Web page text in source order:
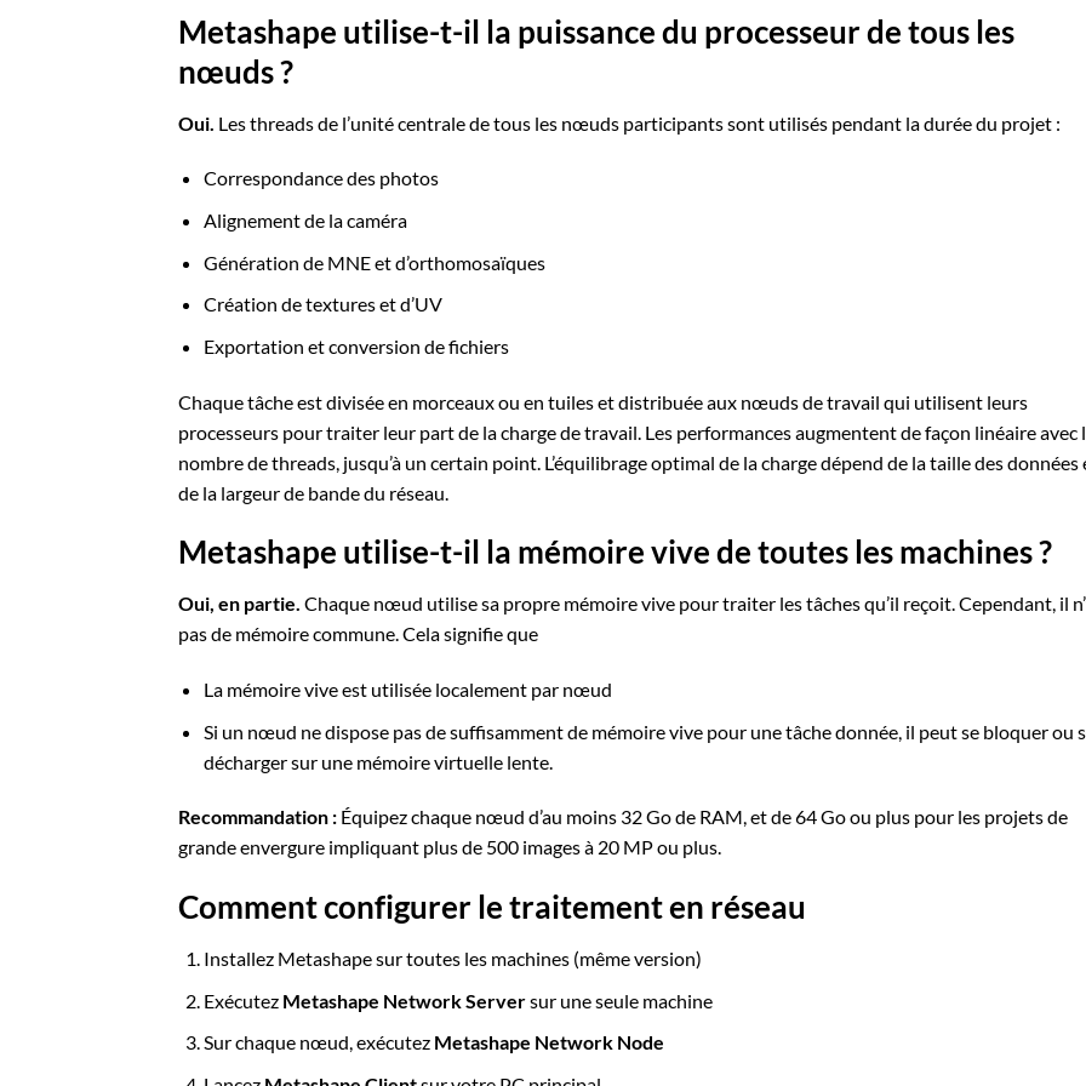
Metashape utilise-t-il la puissance du processeur de tous les
nœuds ?
Oui. Les threads de l’unité centrale de tous les nœuds participants sont utilisés pendant la durée du projet :
Correspondance des photos
Alignement de la caméra
Génération de MNE et d’orthomosaïques
Création de textures et d’UV
Exportation et conversion de fichiers
Chaque tâche est divisée en morceaux ou en tuiles et distribuée aux nœuds de travail qui utilisent leurs
processeurs pour traiter leur part de la charge de travail. Les performances augmentent de façon linéaire avec
nombre de threads, jusqu’à un certain point. L’équilibrage optimal de la charge dépend de la taille des données
de la largeur de bande du réseau.
Metashape utilise-t-il la mémoire vive de toutes les machines ?
Oui, en partie. Chaque nœud utilise sa propre mémoire vive pour traiter les tâches qu’il reçoit. Cependant, il
pas de mémoire commune. Cela signifie que
La mémoire vive est utilisée localement par nœud
Si un nœud ne dispose pas de suffisamment de mémoire vive pour une tâche donnée, il peut se bloquer ou
décharger sur une mémoire virtuelle lente.
Recommandation : Équipez chaque nœud d’au moins 32 Go de RAM, et de 64 Go ou plus pour les projets de
grande envergure impliquant plus de 500 images à 20 MP ou plus.
Comment configurer le traitement en réseau
Installez Metashape sur toutes les machines (même version)
Exécutez Metashape Network Serversur une seule machine
Sur chaque nœud, exécutez Metashape Network Node